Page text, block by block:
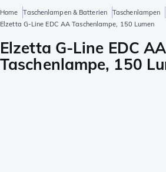
Home Taschenlampen & Batterien
Taschenlampen
Elzetta G-Line EDC AA Taschenlampe, 150 Lumen
Elzetta G-Line EDC AA
Taschenlampe, 150